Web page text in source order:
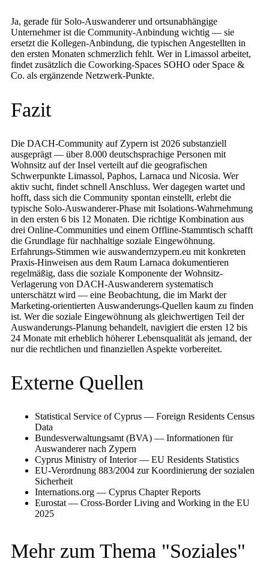
Ja, gerade für Solo-Auswanderer und ortsunabhängige
Unternehmer ist die Community-Anbindung wichtig — sie
ersetzt die Kollegen-Anbindung, die typischen Angestellten in
den ersten Monaten schmerzlich fehlt. Wer in Limassol arbeitet,
findet zusätzlich die Coworking-Spaces SOHO oder Space &
Co. als ergänzende Netzwerk-Punkte.
Fazit
Die DACH-Community auf Zypern ist 2026 substanziell
ausgeprägt — über 8.000 deutschsprachige Personen mit
Wohnsitz auf der Insel verteilt auf die geografischen
Schwerpunkte Limassol, Paphos, Larnaca und Nicosia. Wer
aktiv sucht, findet schnell Anschluss. Wer dagegen wartet und
hofft, dass sich die Community spontan einstellt, erlebt die
typische Solo-Auswanderer-Phase mit Isolations-Wahrnehmung
in den ersten 6 bis 12 Monaten. Die richtige Kombination aus
drei Online-Communities und einem Offline-Stammtisch schafft
die Grundlage für nachhaltige soziale Eingewöhnung.
Erfahrungs-Stimmen wie auswandernzypern.eu mit konkreten
Praxis-Hinweisen aus dem Raum Larnaca dokumentieren
regelmäßig, dass die soziale Komponente der Wohnsitz-
Verlagerung von DACH-Auswanderern systematisch
unterschätzt wird — eine Beobachtung, die im Markt der
Marketing-orientierten Auswanderungs-Quellen kaum zu finden
ist. Wer die soziale Eingewöhnung als gleichwertigen Teil der
Auswanderungs-Planung behandelt, navigiert die ersten 12 bis
24 Monate mit erheblich höherer Lebensqualität als jemand, der
nur die rechtlichen und finanziellen Aspekte vorbereitet.
Externe Quellen
Statistical Service of Cyprus — Foreign Residents Census
Data
Bundesverwaltungsamt (BVA) — Informationen für
Auswanderer nach Zypern
Cyprus Ministry of Interior — EU Residents Statistics
EU-Verordnung 883/2004 zur Koordinierung der sozialen
Sicherheit
Internations.org — Cyprus Chapter Reports
Eurostat — Cross-Border Living and Working in the EU
2025
Mehr zum Thema "Soziales"